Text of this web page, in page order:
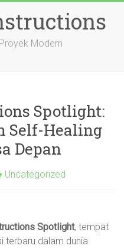
Modern
Spotlight:
Self-Healing
Depan
Uncategorized
Spotlight, tempat
terbaru dalam dunia